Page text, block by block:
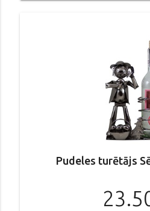
Pudeles turētājs